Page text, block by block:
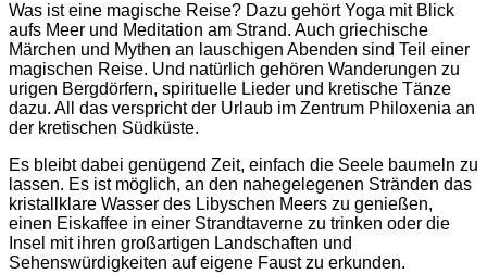
Was ist eine magische Reise? Dazu gehört Yoga mit Blick
aufs Meer und Meditation am Strand. Auch griechische
Märchen und Mythen an lauschigen Abenden sind Teil einer
magischen Reise. Und natürlich gehören Wanderungen zu
urigen Bergdörfern, spirituelle Lieder und kretische Tänze
dazu. All das verspricht der Urlaub im Zentrum Philoxenia an
der kretischen Südküste.
Es bleibt dabei genügend Zeit, einfach die Seele baumeln zu
lassen. Es ist möglich, an den nahegelegenen Stränden das
kristallklare Wasser des Libyschen Meers zu genießen,
einen Eiskaffee in einer Strandtaverne zu trinken oder die
Insel mit ihren großartigen Landschaften und
Sehenswürdigkeiten auf eigene Faust zu erkunden.